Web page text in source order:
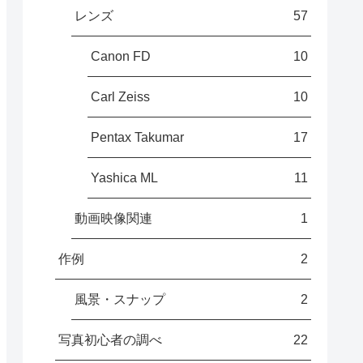
レンズ 57
Canon FD 10
Carl Zeiss 10
Pentax Takumar 17
Yashica ML 11
動画映像関連 1
作例 2
風景・スナップ 2
写真初心者の調べ 22